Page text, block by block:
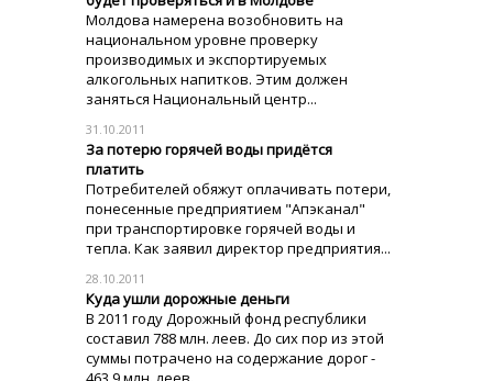
Молдова намерена возобновить на
национальном уровне проверку
производимых и экспортируемых
алкогольных напитков. Этим должен
заняться Национальный центр...
31.10.2011
За потерю горячей воды придётся
платить
Потребителей обяжут оплачивать потери,
понесенные предприятием "Апэканал"
при транспортировке горячей воды и
тепла. Как заявил директор предприятия...
28.10.2011
Куда ушли дорожные деньги
В 2011 году Дорожный фонд республики
составил 788 млн. леев. До сих пор из этой
суммы потрачено на содержание дорог -